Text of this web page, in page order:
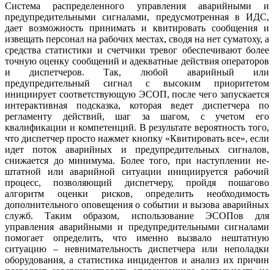
Система распределенного управления аварийными и
предупредительными сигналами, предусмотренная в ИДС,
дает возможность принимать и квитировать сообщения и
извещать персонал на рабочих местах, сводя на нет суматоху, а
средства статистики и счетчики тревог обеспечивают более
точную оценку сообщений и адекватные действия операторов
и диспетчеров. Так, любой аварийный или
предупредительный сигнал с высоким приоритетом
инициирует соответствующую ЭСОП, после чего запускается
интерактивная подсказка, которая ведет диспетчера по
регламенту действий, шаг за шагом, с учетом его
квалификации и компетенций. В результате вероятность того,
что диспетчер просто нажмет кнопку «Квитировать все», если
идет поток аварийных и предупредительных сигналов,
снижается до минимума. Более того, при наступлении не­
штатной или аварийной ситуации инициируется рабочий
процесс, позволяющий диспетчеру, пройдя пошагово
алгоритм оценки рисков, определить необходимость
дополнительного оповещения о событии и вызова аварийных
служб. Таким образом, использование ­ЭСОПов для
управления аварийными и предупредительными сигналами
помогает определить, что именно вызвало нештатную
ситуацию – невнимательность диспетчера или неполадки
оборудования, а статистика инцидентов и анализ их причин